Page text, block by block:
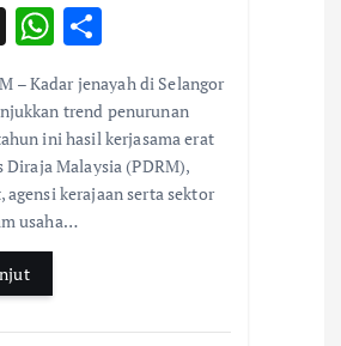
X W
h
at
s
A
p
ar
e
– Kadar jenayah di Selangor
trend penurunan
ini hasil kerjasama erat
Diraja Malaysia (PDRM),
agensi kerajaan serta sektor
usaha…